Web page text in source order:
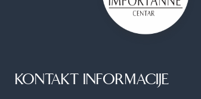
KONTAKT INFORMACIJE